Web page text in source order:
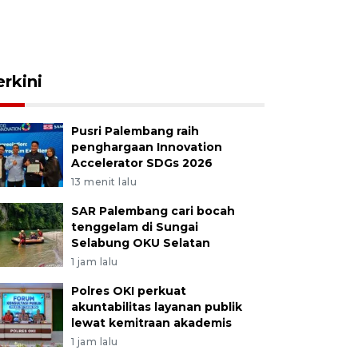
Pusri Palembang raih
penghargaan Innovation
Accelerator SDGs 2026
13 menit lalu
SAR Palembang cari bocah
tenggelam di Sungai
Selabung OKU Selatan
1 jam lalu
Polres OKI perkuat
akuntabilitas layanan publik
lewat kemitraan akademis
1 jam lalu